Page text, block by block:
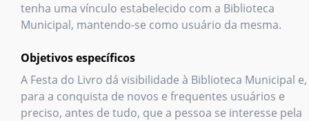
tenha uma vínculo estabelecido com a Biblioteca
Municipal, mantendo-se como usuário da mesma.
Objetivos específicos
A Festa do Livro dá visibilidade à Biblioteca Municipal e,
para a conquista de novos e frequentes usuários e
preciso, antes de tudo, que a pessoa se interesse pela